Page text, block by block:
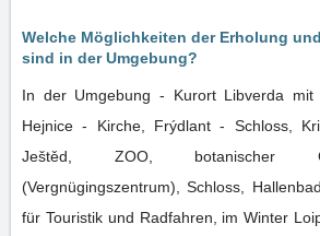
Welche Möglichkeiten der Erholung
sind in der Umgebung?
In der Umgebung - Kurort Libverda mit
Hejnice - Kirche, Frýdlant - Schloss,
Ještěd, ZOO, botanischer
(Vergnügingszentrum), Schloss,
für Touristik und Radfahren, im Winter